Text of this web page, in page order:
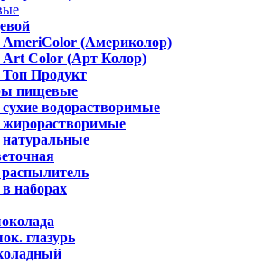
AmeriColor (Америколор)
Art Color (Арт Колор)
Продукт
пищевые
водорастворимые
жирорастворимые
наборах
глазурь